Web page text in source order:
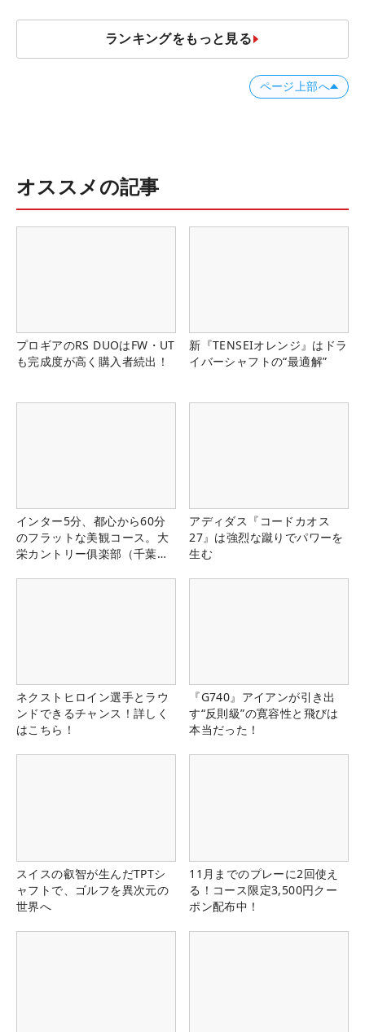
ランキングをもっと見る
ページ上部へ
オススメの記事
プロギアのRS DUOはFW・UT
も完成度が高く購入者続出！
新『TENSEIオレンジ』はドラ
イバーシャフトの“最適解”
インター5分、都心から60分
のフラットな美観コース。大
栄カントリー俱楽部（千葉
アディダス『コードカオス
27』は強烈な蹴りでパワーを
生む
ネクストヒロイン選手とラウ
ンドできるチャンス！詳しく
はこちら！
『G740』アイアンが引き出
す“反則級”の寛容性と飛びは
本当だった！
スイスの叡智が生んだTPTシ
ャフトで、ゴルフを異次元の
世界へ
11月までのプレーに2回使え
る！コース限定3,500円クー
ポン配布中！